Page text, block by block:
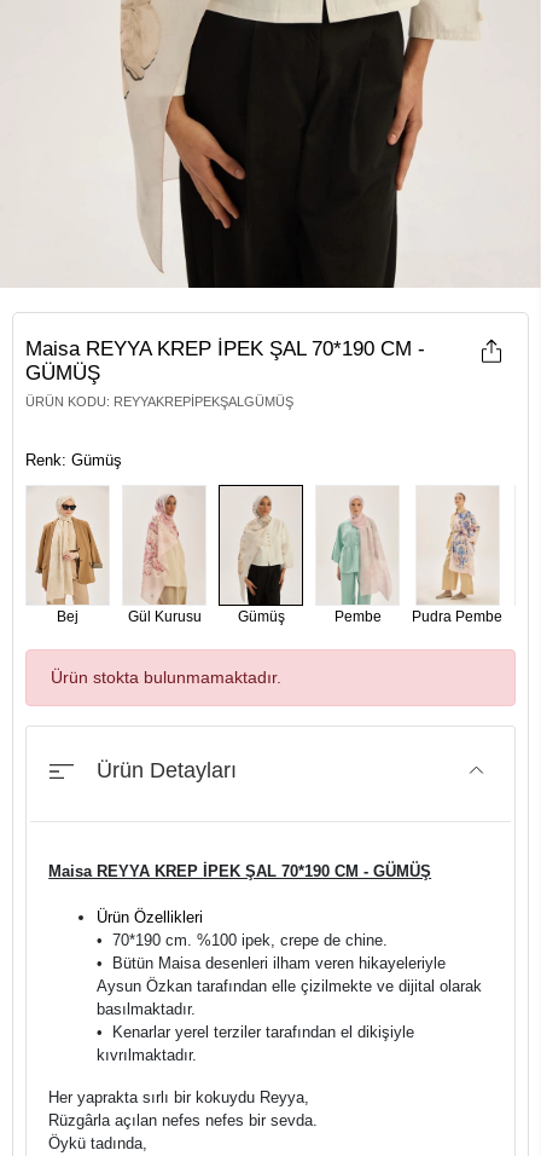
Maisa REYYA KREP İPEK ŞAL 70*190 CM -
GÜMÜŞ
ÜRÜN KODU: REYYAKREPİPEKŞALGÜMÜŞ
Renk: Gümüş
Bej Gül Kurusu Gümüş Pembe Pudra Pembe
Ürün stokta bulunmamaktadır.
Ürün Detayları
Maisa REYYA KREP İPEK ŞAL 70*190 CM - GÜMÜŞ
Ürün Özellikleri
•⁠ ⁠70*190 cm. %100 ipek, crepe de chine.
•⁠ ⁠Bütün Maisa desenleri ilham veren hikayeleriyle
Aysun Özkan tarafından elle çizilmekte ve dijital olarak
basılmaktadır.
•⁠ ⁠Kenarlar yerel terziler tarafından el dikişiyle
kıvrılmaktadır.
Her yaprakta sırlı bir kokuydu Reyya,
Rüzgârla açılan nefes nefes bir sevda.
Öykü tadında,